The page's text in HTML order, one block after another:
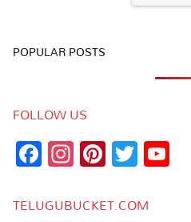
POPULAR POSTS
FOLLOW US
Facebook
Instagram
Pinterest
TELUGUBUCKET.COM